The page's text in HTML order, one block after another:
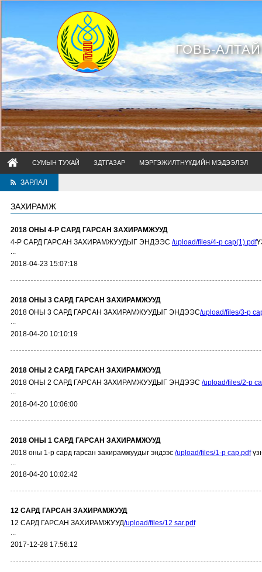
ГОВЬ-
СУМЫН ТУХАЙ ЗДТГАЗАР МЭРГЭЖИЛТНҮҮДИЙН МЭДЭЭЛЭЛ
ЗАРЛАЛ
ЗАХИРАМЖ
2018 ОНЫ 4-Р САРД ГАРСАН ЗАХИРАМЖУУД
4-Р САРД ГАРСАН ЗАХИРАМЖУУДЫГ ЭНДЭЭС /upload/files/4-р сар(1).pdf
...
2018-04-23 15:07:18
2018 ОНЫ 3 САРД ГАРСАН ЗАХИРАМЖУУД
2018 ОНЫ 3 САРД ГАРСАН ЗАХИРАМЖУУДЫГ ЭНДЭЭС/upload/files/3-р
...
2018-04-20 10:10:19
2018 ОНЫ 2 САРД ГАРСАН ЗАХИРАМЖУУД
2018 ОНЫ 2 САРД ГАРСАН ЗАХИРАМЖУУДЫГ ЭНДЭЭС /upload/files/2-р
...
2018-04-20 10:06:00
2018 ОНЫ 1 САРД ГАРСАН ЗАХИРАМЖУУД
2018 оны 1-р сард гарсан захирамжуудыг эндээс /upload/files/1-р сар.pdf
...
2018-04-20 10:02:42
12 САРД ГАРСАН ЗАХИРАМЖУУД
12 САРД ГАРСАН ЗАХИРАМЖУУД/upload/files/12 sar.pdf
...
2017-12-28 17:56:12